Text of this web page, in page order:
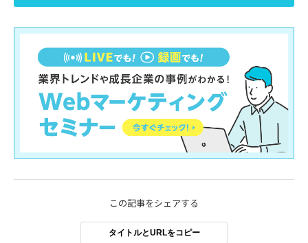
この記事をシェアする
タイトルとURLをコピー